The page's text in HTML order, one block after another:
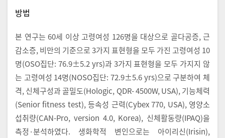
방법
본 연구는 60세 이상 고령여성 126명을 대상으로 골다공증, 근
감소증, 비만의 기준으로 3가지 표현형을 모두 가진 고령여성 10
명(OSO집단: 76.9±5.2 yrs)과 3가지 표현형을 모두 가지지 않
는 고령여성 14명(NOSO집단: 72.9±5.6 yrs)으로 구분하여 체
격, 신체구성과 골밀도(Hologic, QDR- 4500W, USA), 기능체력
(Senior fitness test), 등속성 근력(Cybex 770, USA), 영양소
섭취량(CAN-Pro, version 4.0, Korea), 신체활동량(IPAQ)을
측정·분석하였다. 생화학적 변인으로는 아이리신(Irisin),